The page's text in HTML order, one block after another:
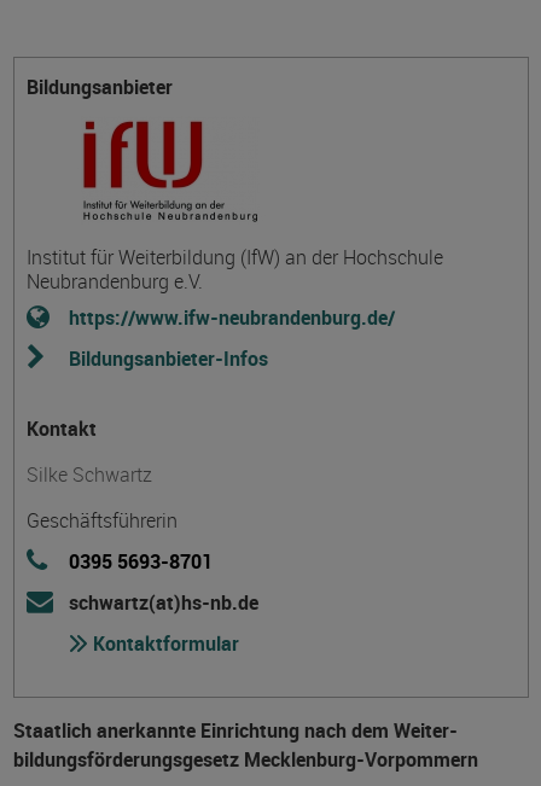
Bildungsanbieter
Institut für Weiterbildung (IfW) an der Hochschule
Neubrandenburg e.V.
https://www.ifw-neubrandenburg.de/
Bildungsanbieter-Infos
Kontakt
Silke Schwartz
Geschäftsführerin
0395 5693-8701
schwartz(at)hs-nb.de
Kontaktformular
Staatlich anerkannte Einrichtung nach dem Weiter­
bildungs­förderungs­gesetz Mecklenburg-Vorpommern